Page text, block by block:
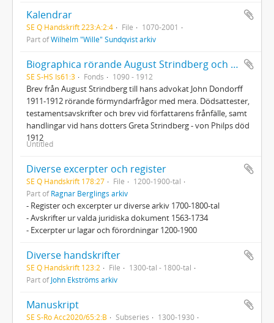
Kalendrar
SE Q Handskrift 223:A:2:4 File
1070-2001
Part ofWilhelm "Wille" Sundqvist arkiv
Biographica rörande August Strindberg och dottern Greta von Philp
SE S-HS Is61:3 Fonds 1090 - 1912
Brev från August Strindberg till hans advokat John Dondorff
1911-1912 rörande förmyndarfrågor med mera. Dödsattester,
testamentsavskrifter och brev vid författarens frånfälle, samt
handlingar vid hans dotters Greta Strindberg - von Philps död
1912
Untitled
Diverse excerpter och register
SE Q Handskrift 178:27 File
1200-1900-tal
Part ofRagnar Berglings arkiv
- Register och excerpter ur diverse arkiv 1700-1800-tal
- Avskrifter ur valda juridiska dokument 1563-1734
- Excerpter ur lagar och förordningar 1200-1900
Diverse handskrifter
SE Q Handskrift 123:2 File
1300-tal - 1800-tal
Part ofJohn Ekströms arkiv
Manuskript
SE S-Ro Acc2020/65:2:B Subseries
1300-1930